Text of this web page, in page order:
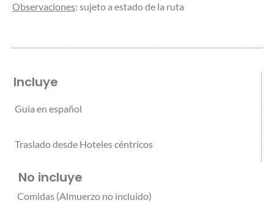
Observaciones: sujeto a estado de la ruta
Incluye
Guia en español
Traslado desde Hoteles céntricos
No incluye
Comidas (Almuerzo no incluido)